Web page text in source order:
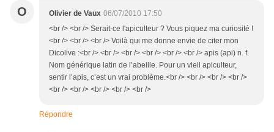
O Olivier de Vaux 06/07/2010 17:50
<br /> <br /> Serait-ce l'apiculteur ? Vous piquez ma curiosité !
<br /> <br /> <br /> Voilà qui me donne envie de citer mon
Dicolive :<br /> <br /> <br /> <br /> <br /> <br /> apis (api) n. f.
Nom générique latin de l’abeille. Pour un vieil apiculteur,
sentir l’apis, c’est un vrai problème.<br /> <br /> <br /> <br />
<br /> <br /> <br /> <br /> <br />
Répondre